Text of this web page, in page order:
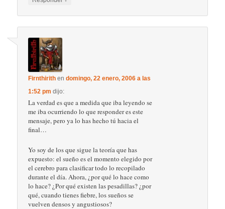
Firnthirith endomingo, 22 enero, 2006 a las
1:52 pm dijo:
La verdad es que a medida que iba leyendo se
me iba ocurriendo lo que responder es este
mensaje, pero ya lo has hecho tú hacia el
final…
Yo soy de los que sigue la teoría que has
expuesto: el sueño es el momento elegido por
el cerebro para clasificar todo lo recopilado
durante el día. Ahora, ¿por qué lo hace como
lo hace? ¿Por qué existen las pesadillas? ¿por
qué, cuando tienes fiebre, los sueños se
vuelven densos y angustiosos?